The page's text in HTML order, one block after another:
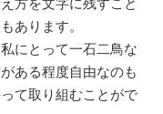
あります。
にとって一石二鳥な
ある程度自由なのも
て取り組むことがで